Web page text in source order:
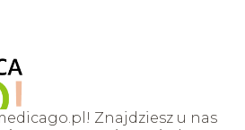
Znajdziesz u nas